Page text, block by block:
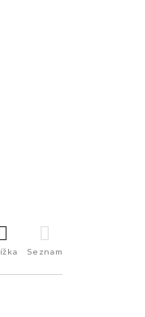
Seznam